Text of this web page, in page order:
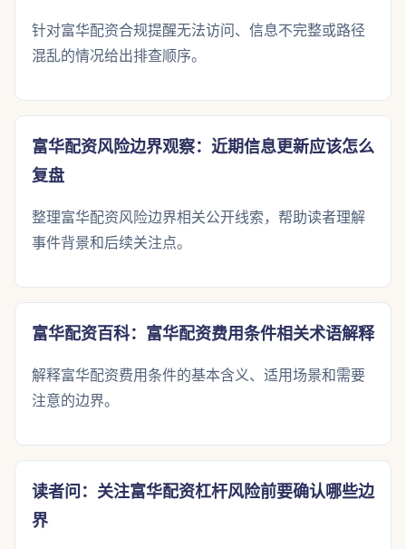
针对富华配资合规提醒无法访问、信息不完整或路径
混乱的情况给出排查顺序。
富华配资风险边界观察：近期信息更新应该怎么
复盘
整理富华配资风险边界相关公开线索，帮助读者理解
事件背景和后续关注点。
富华配资百科：富华配资费用条件相关术语解释
解释富华配资费用条件的基本含义、适用场景和需要
注意的边界。
读者问：关注富华配资杠杆风险前要确认哪些边
界